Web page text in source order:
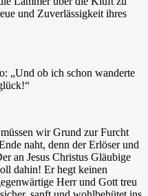
und Zuverlässigkeit ihres
„Und ob ich schon wanderte
wir Grund zur Furcht
naht, denn der Erlöser und
an Jesus Christus Gläubige
dahin! Er hegt keinen
Herr und Gott treu